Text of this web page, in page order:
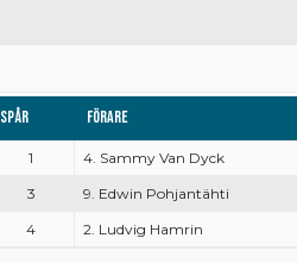
Spår Förare
1
4. Sammy Van Dyck
3
9. Edwin Pohjantähti
4
2. Ludvig Hamrin